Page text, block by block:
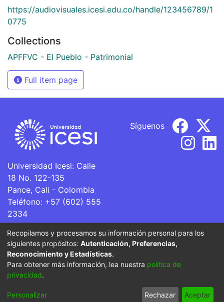
https://audiovisuales.icesi.edu.co/handle/123456789/1
0775
Collections
APFFVC - El Pueblo - Patrimonial
Full item page
Universidad Icesi: Calle
18 No. 122-135
Pance, Cali - Colombia
Teléfono: +57 (602) 555
2334
ventanillaunica@icesi.edu.co
Síguenos
La Universidad Icesi es una Institución de Educación
Superior que se encuentra sujeta a inspección y vigilancia
por parte del Ministerio de Educación Nacional.
Cookie
End User
Send
Recopilamos y procesamos su información personal para los
siguientes propósitos: Autenticación, Preferencias,
Reconocimiento y Estadísticas.
Para obtener más información, lea nuestra política de
privacidad.
Personalizar Rechazar Aceptar